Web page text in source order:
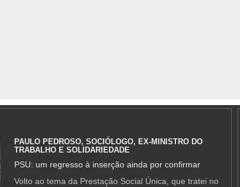
PAULO PEDROSO, SOCIÓLOGO, EX-MINISTRO DO
TRABALHO E SOLIDARIEDADE
PSU: um regresso à inserção ainda por confirmar
Volto ao tema da Prestação Social Única, que tratei no